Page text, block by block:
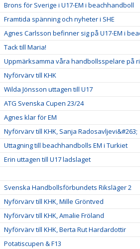
Brons för Sverige i U17-EM i beachhandboll
Framtida spänning och nyheter i SHE
Agnes Carlsson befinner sig på U17-EM i
Tack till Maria!
Uppmärksamma våra handbollsspelare på
Nyförvärv till KHK
Wilda Jönsson uttagen till U17
ATG Svenska Cupen 23/24
Agnes klar för EM
Nyförvärv till KHK, Sanja Radosavljevi&#263;
Uttagning till beachhandbolls EM i Turkiet
Erin uttagen till U17 ladslaget
Svenska Handbollsförbundets Riksläger 2
Nyförvärv till KHK, Mille Gröntved
Nyförvärv till KHK, Amalie Fröland
Nyförvärv till KHK, Berta Rut Hardardottir
Potatiscupen & F13